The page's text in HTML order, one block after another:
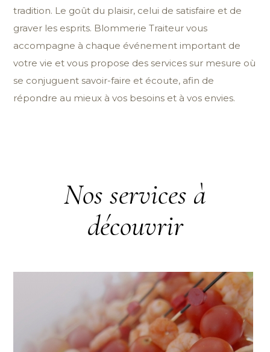
tradition. Le goût du plaisir, celui de satisfaire et de
graver les esprits. Blommerie Traiteur vous
accompagne à chaque événement important de
votre vie et vous propose des services sur mesure où
se conjuguent savoir-faire et écoute, afin de
répondre au mieux à vos besoins et à vos envies.
Nos services à
découvrir